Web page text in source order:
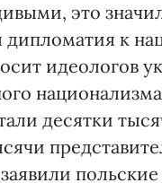
это
дипломатия к
идеологов
десятки